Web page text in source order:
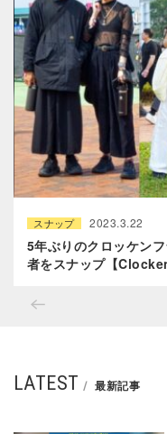
スナップ 2023.3.22
5年ぶりのクロッケン
者をスナップ【
LATEST 最新記事